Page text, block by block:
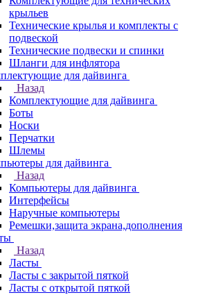
крыльев
Технические крылья и комплекты с
подвеской
Технические подвески и спинки
Шланги для инфлятора
для дайвинга
Назад
Комплектующие для дайвинга
Боты
Носки
Перчатки
Шлемы
для дайвинга
Назад
Компьютеры для дайвинга
Интерфейсы
Наручные компьютеры
Ремешки,защита экрана,дополнения
Назад
Ласты
Ласты с закрытой пяткой
Ласты с открытой пяткой